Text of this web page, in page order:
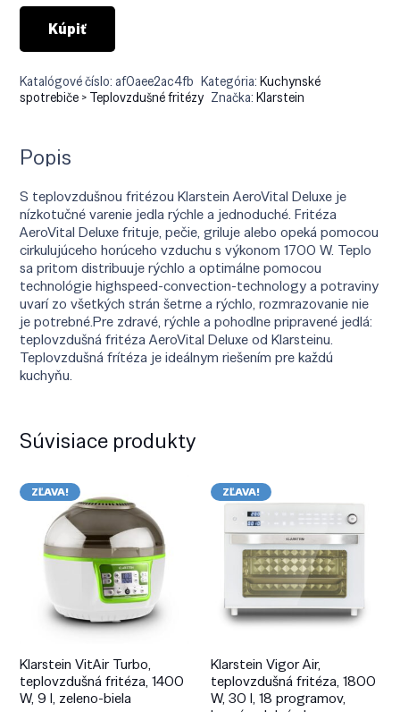
Kúpiť
Katalógové číslo: af0aee2ac4fb Kategória:Kuchynské
spotrebiče > Teplovzdušné fritézy Značka:Klarstein
Popis
S teplovzdušnou fritézou Klarstein AeroVital Deluxe je
nízkotučné varenie jedla rýchle a jednoduché. Fritéza
AeroVital Deluxe frituje, pečie, griluje alebo opeká pomocou
cirkulujúceho horúceho vzduchu s výkonom 1700 W. Teplo
sa pritom distribuuje rýchlo a optimálne pomocou
technológie highspeed-convection-technology a potraviny
uvarí zo všetkých strán šetrne a rýchlo, rozmrazovanie nie
je potrebné.Pre zdravé, rýchle a pohodlne pripravené jedlá:
teplovzdušná fritéza AeroVital Deluxe od Klarsteinu.
Teplovzdušná frítéza je ideálnym riešením pre každú
kuchyňu.
Súvisiace produkty
ZĽAVA!
Klarstein VitAir Turbo,
teplovzdušná fritéza, 1400
W, 9 l, zeleno-biela
ZĽAVA!
Klarstein Vigor Air,
teplovzdušná fritéza, 1800
W, 30 l, 18 programov,